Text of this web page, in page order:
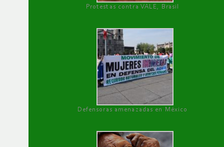
Protestas contra VALE, Brasil
Defensoras amenazadas en México